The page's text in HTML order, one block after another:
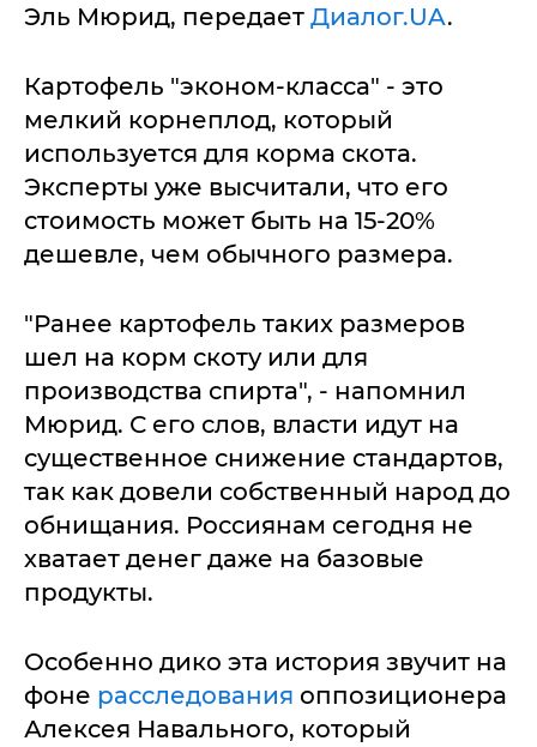
Эль Мюрид, передает Диалог.UA.
Картофель "эконом-класса" - это
мелкий корнеплод, который
используется для корма скота.
Эксперты уже высчитали, что его
стоимость может быть на 15-20%
дешевле, чем обычного размера.
"Ранее картофель таких размеров
шел на корм скоту или для
производства спирта", - напомнил
Мюрид. С его слов, власти идут на
существенное снижение стандартов,
так как довели собственный народ до
обнищания. Россиянам сегодня не
хватает денег даже на базовые
продукты.
Особенно дико эта история звучит на
фоне расследования оппозиционера
Алексея Навального, который